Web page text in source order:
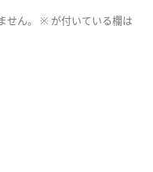
ん。 ※ が付いている欄は